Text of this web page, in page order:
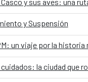
y Suspensión
la ciudad que